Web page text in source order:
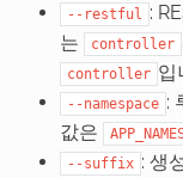
--restful :
는
controller
controller 입
--namespace :
값은
--suffix : 생